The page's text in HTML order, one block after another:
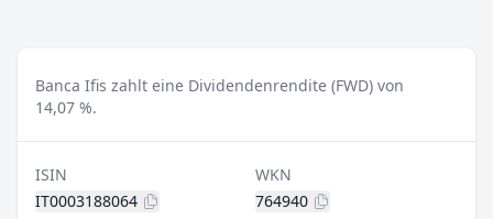
Banca Ifis zahlt eine Dividendenrendite (FWD) von
14,07 %.
ISIN
IT0003188064
WKN
764940